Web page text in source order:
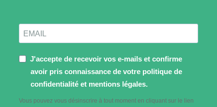
J'accepte de recevoir vos e-mails et confirme
avoir pris connaissance de votre politique de
confidentialité et mentions légales.
Vous pouvez vous désinscrire à tout moment en cliquant sur le lien